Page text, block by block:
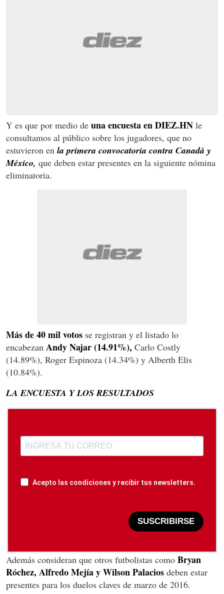
Y es que por medio de una encuesta en DIEZ.HN le
consultamos al público sobre los jugadores, que no
estuvieron en la primera convocatoria contra Canadá y
México, que deben estar presentes en la siguiente nómina
eliminatoria.
Más de 40 mil votos se registran y el listado lo
encabezan Andy Najar (14.91%), Carlo Costly
(14.89%), Roger Espinoza (14.34%) y Alberth Elis
(10.84%).
LA ENCUESTA Y LOS RESULTADOS
Acepto las condiciones y recibir tus newsletters.
SUSCRIBIRSE
Además consideran que otros futbolistas como Bryan
Róchez, Alfredo Mejía y Wilson Palacios deben estar
presentes para los duelos claves de marzo de 2016.